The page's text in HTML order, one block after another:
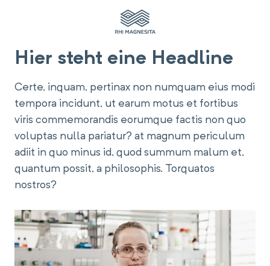
Hier steht eine Headline
Certe, inquam, pertinax non numquam eius modi
tempora incidunt, ut earum motus et fortibus
viris commemorandis eorumque factis non quo
voluptas nulla pariatur? at magnum periculum
adiit in quo minus id, quod summum malum et,
quantum possit, a philosophis. Torquatos
nostros?